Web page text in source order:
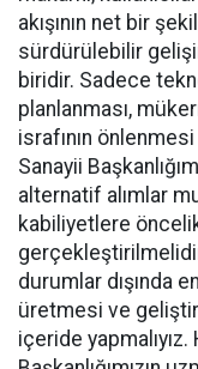
akışının net bir
sürdürülebilir
biridir. Sadece
planlanması,
israfının
Sanayii
alternatif alımlar
kabiliyetlere
durumlar dışında
üretmesi ve
içeride